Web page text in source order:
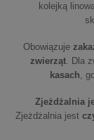
kolejką
Obowiązuje
zwierząt. Dla
kasach,
Zjeżdżalnia
Zjeżdżalnia jest